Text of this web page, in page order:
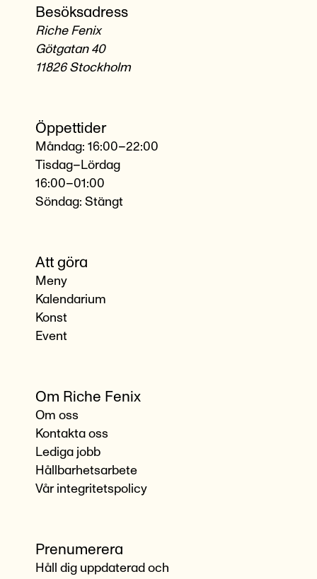
Öppettider
Måndag: 16:00–22:00
Tisdag–Lördag
16:00–01:00
Söndag: Stängt
Att göra
Meny
Kalendarium
Konst
Event
Om Riche Fenix
Om oss
Kontakta oss
Lediga jobb
Hållbarhetsarbete
Vår integritetspolicy
Besöksadress
Riche Fenix
Götgatan 40
11826 Stockholm
Prenumerera
Håll dig uppdaterad och